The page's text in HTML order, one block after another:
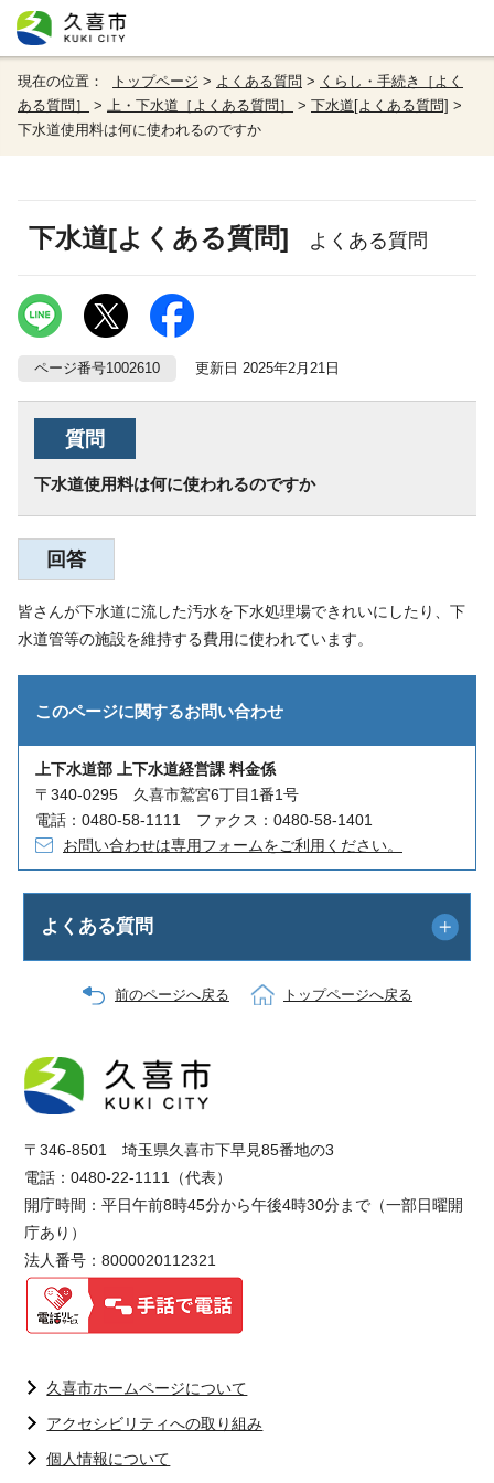
現在の位置： トップページ > よくある質問 > くらし・手続き［よく
ある質問］
> 上・下水道［よくある質問］ > 下水道[よくある質問] >
下水道使用料は何に使われるのですか
下水道[よくある質問] よくある質問
ページ番号1002610 更新日 2025年2月21日
質問
下水道使用料は何に使われるのですか
回答
皆さんが下水道に流した汚水を下水処理場できれいにしたり、下
水道管等の施設を維持する費用に使われています。
このページに関するお問い合わせ
上下水道部 上下水道経営課 料金係
〒340-0295 久喜市鷲宮6丁目1番1号
電話：0480-58-1111 ファクス：0480-58-1401
お問い合わせは専用フォームをご利用ください。
よくある質問
前のページへ戻る トップページへ戻る
〒346-8501 埼玉県久喜市下早見85番地の3
電話：0480-22-1111（代表）
開庁時間：平日午前8時45分から午後4時30分まで（一部日曜開
庁あり）
法人番号：8000020112321
久喜市ホームページについて
アクセシビリティへの取り組み
個人情報について